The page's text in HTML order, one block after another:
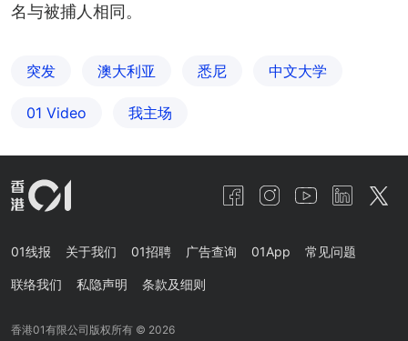
名与被捕人相同。
突发 澳大利亚 悉尼 中文大学
01 Video 我主场
01线报 关于我们 01招聘 广告查询 01App 常见问题
联络我们 私隐声明 条款及细则
香港01有限公司版权所有 © 2026